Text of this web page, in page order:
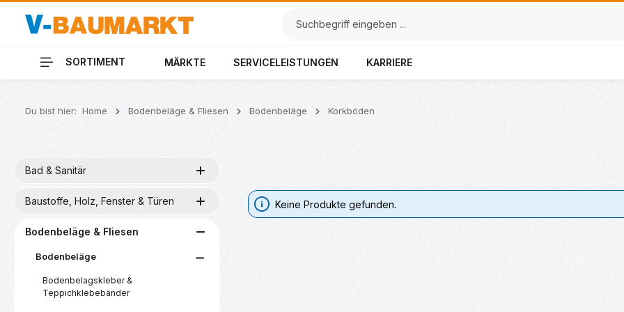
Hauptinhalt springen
Zur Suche springen
Zur Hauptnavigation springen
SORTIMENT MÄRKTE SERVICELEISTUNGEN KARRIERE
Du bist hier: Home Bodenbeläge & Fliesen Bodenbeläge Korkböden
Bad & Sanitär
Baustoffe, Holz, Fenster & Türen
Bodenbeläge & Fliesen
Bodenbeläge
Bodenbelagskleber &
Teppichklebebänder
Keine Produkte gefunden.